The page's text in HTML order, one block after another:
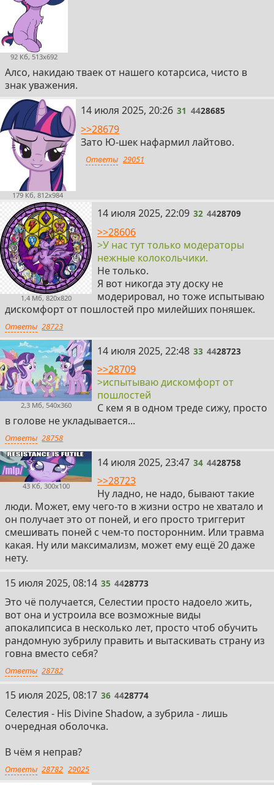
92 Кб, 513x692
Алсо, накидаю тваек от нашего котарсиса, чисто в
знак уважения.
179 Кб, 812x984
31
14 июля 2025, 20:26 31 4428685
>>28679
Зато Ю-шек нафармил лайтово.
Ответы 29051
1,4 Мб, 820x820
32
14 июля 2025, 22:09 32 4428709
>>28606
>У нас тут только модераторы
нежные колокольчики.
Не только.
Я вот никогда эту доску не
модерировал, но тоже испытываю
дискомфорт от пошлостей про милейших поняшек.
Ответы 28723
2,3 Мб, 540x360
33
14 июля 2025, 22:48 33 4428723
>>28709
>испытываю дискомфорт от
пошлостей
С кем я в одном треде сижу, просто
в голове не укладывается...
Ответы 28758
43 Кб, 300x100
34
14 июля 2025, 23:47 34 4428758
>>28723
Ну ладно, не надо, бывают такие
люди. Может, ему чего-то в жизни остро не хватало и
он получает это от поней, и его просто триггерит
смешивать поней с чем-то посторонним. Или травма
какая. Ну или максимализм, может ему ещё 20 даже
нету.
35
15 июля 2025, 08:14 35 4428773
Это чё получается, Селестии просто надоело жить,
вот она и устроила все возможные виды
апокалипсиса в несколько лет, просто чтоб обучить
рандомную зубрилу править и вытаскивать страну из
говна вместо себя?
Ответы 28782
36
15 июля 2025, 08:17 36 4428774
Селестия - His Divine Shadow, а зубрила - лишь
очередная оболочка.
В чём я неправ?
Ответы 28782 29025